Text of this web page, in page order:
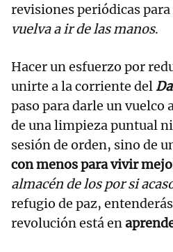
revisiones periódicas para
vuelva air de las manos.
Hacer un esfuerzo por
unirte a la corriente del
paso para darle un vuelco
de una limpieza puntual
sesión de orden, sino de
con menos para vivir
almacén de los por si
refugio de paz,
revolución está en